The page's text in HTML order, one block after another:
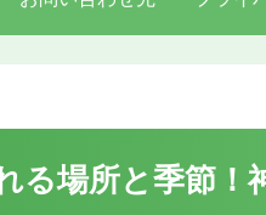
る場所と季節！